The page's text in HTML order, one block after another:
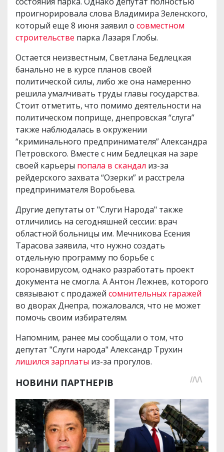
проигнорировала слова Владимира Зеленского,
который еще 8 июня заявил о совместном
строительстве парка Лазаря Глобы.
Остается неизвестным, Светлана Бедлецкая
банально не в курсе планов своей
политической силы, либо же она намеренно
решила умалчивать труды главы государства.
Стоит отметить, что помимо деятельности на
политическом поприще, днепровская “слуга”
также наблюдалась в окружении
“криминального предпринимателя” Александра
Петровского. Вместе с ним Бедлецкая на заре
своей карьеры попала в скандал из-за
рейдерского захвата “Озерки” и расстрела
предпринимателя Воробьева.
Другие депутаты от "Слуги Народа" также
отличились на сегодняшней сессии: врач
областной больницы им. Мечникова Есения
Тарасова заявила, что нужно создать
отдельную программу по борьбе с
коронавирусом, однако разработать проект
документа не смогла. А Антон Лежнев, которого
связывают с продажей сомнительных гаражей
во дворах Днепра, пожаловался, что не может
помочь своим избирателям.
Напомним, ранее мы сообщали о том, что
депутат "Слуги народа" Александр Трухин
лишился зарплаты из-за прогулов.